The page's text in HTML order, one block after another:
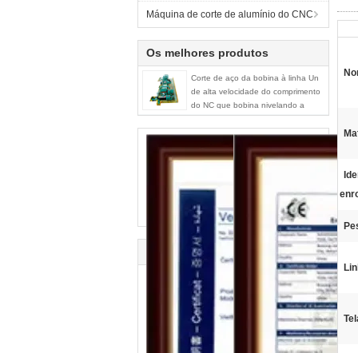
Máquina de corte de alumínio do CNC
Os melhores produtos
Corte de aço da bobina à linha Un
de alta velocidade do comprimento
do NC que bobina nivelando a
máquina da talhadeira da chapa